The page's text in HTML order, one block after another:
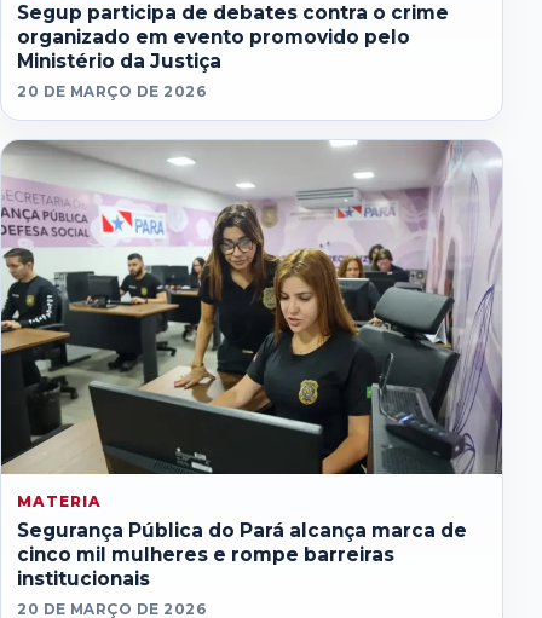
Segup participa de debates contra o crime
organizado em evento promovido pelo
Ministério da Justiça
20 DE MARÇO DE 2026
MATERIA
Segurança Pública do Pará alcança marca de
cinco mil mulheres e rompe barreiras
institucionais
20 DE MARÇO DE 2026